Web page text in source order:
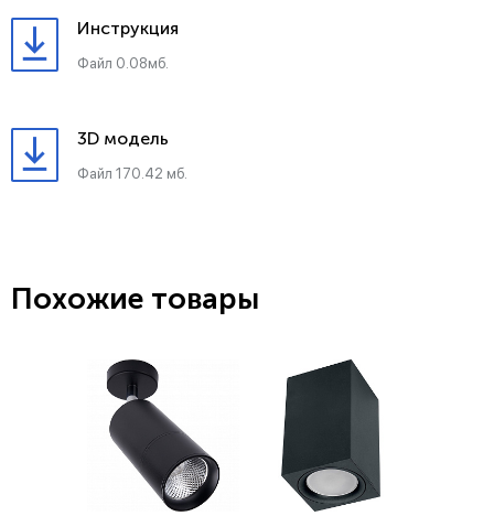
Инструкция
Файл 0.08мб.
3D модель
Файл 170.42 мб.
Похожие товары